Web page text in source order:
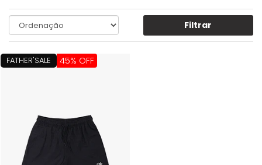
Filtrar
FATHER'SALE 45% OFF